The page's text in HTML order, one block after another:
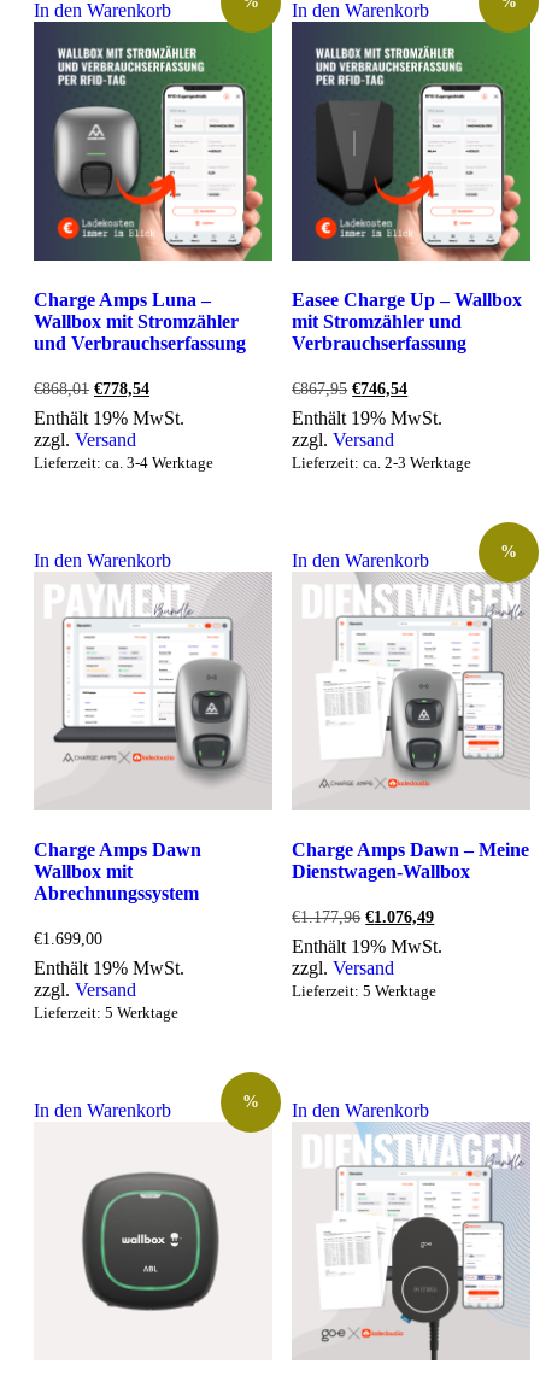
In den Warenkorb
Charge Amps Luna –
Wallbox mit Stromzähler
und Verbrauchserfassung
€868,01 Ursprünglicher
Preis
war:
€868,01
€778,54Aktueller
Preis
ist:
Enthält 19% MwSt.
zzgl. Versand
Lieferzeit: ca. 3-4 Werktage
In den Warenkorb
Easee Charge Up – Wallbox
mit Stromzähler und
Verbrauchserfassung
€867,95 Ursprünglicher
Preis
war:
€867,95
€746,54Aktueller
Preis
ist:
Enthält 19% MwSt.
zzgl.Versand
Lieferzeit: ca. 2-3 Werktage
In den Warenkorb
Charge Amps Dawn
Wallbox mit
Abrechnungssystem
€1.699,00
Enthält 19% MwSt.
zzgl. Versand
Lieferzeit: 5 Werktage
In den Warenkorb %
Charge Amps Dawn – Meine
Dienstwagen-Wallbox
€1.177,96 Ursprünglicher
Preis
war:
€1.177,96
€1.076,49Aktueller
ist:
Enthält 19% MwSt.
zzgl.Versand
Lieferzeit: 5 Werktage
In den Warenkorb % In den Warenkorb